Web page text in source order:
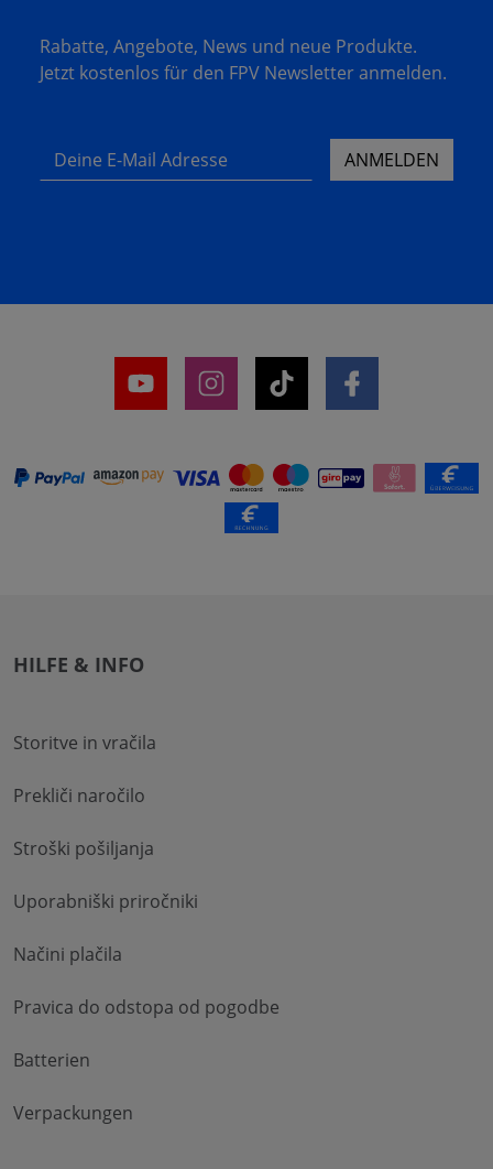
Rabatte, Angebote, News und neue Produkte.
Jetzt kostenlos für den FPV Newsletter anmelden.
Deine E-Mail Adresse ANMELDEN
HILFE & INFO
Storitve in vračila
Prekliči naročilo
Stroški pošiljanja
Uporabniški priročniki
Načini plačila
Pravica do odstopa od pogodbe
Batterien
Verpackungen